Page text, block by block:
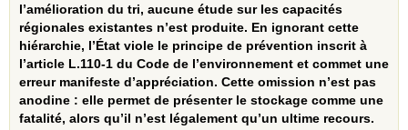
l’amélioration du tri, aucune étude sur les capacités
régionales existantes n’est produite. En ignorant cette
hiérarchie, l’État viole le principe de prévention inscrit à
l’article L.110‑1 du Code de l’environnement et commet une
erreur manifeste d’appréciation. Cette omission n’est pas
anodine : elle permet de présenter le stockage comme une
fatalité, alors qu’il n’est légalement qu’un ultime recours.